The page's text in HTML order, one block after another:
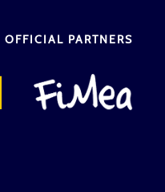
OFFICIAL PARTNERS